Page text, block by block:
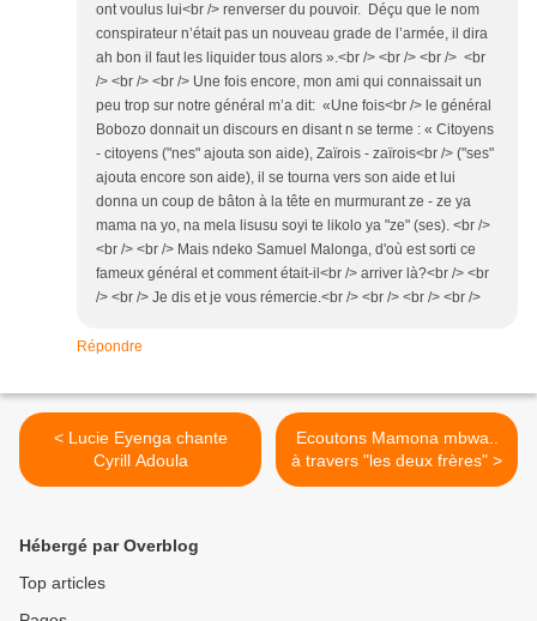
ont voulus lui<br /> renverser du pouvoir. Déçu que le nom
conspirateur n’était pas un nouveau grade de l’armée, il dira
ah bon il faut les liquider tous alors ».<br /> <br /> <br /> <br
/> <br /> <br /> Une fois encore, mon ami qui connaissait un
peu trop sur notre général m’a dit: «Une fois<br /> le général
Bobozo donnait un discours en disant n se terme : « Citoyens
- citoyens ("nes" ajouta son aide), Zaïrois - zaïrois<br /> ("ses"
ajouta encore son aide), il se tourna vers son aide et lui
donna un coup de bâton à la tête en murmurant ze - ze ya
mama na yo, na mela lisusu soyi te likolo ya "ze" (ses). <br />
<br /> <br /> Mais ndeko Samuel Malonga, d'où est sorti ce
fameux général et comment était-il<br /> arriver là?<br /> <br
/> <br /> Je dis et je vous rémercie.<br /> <br /> <br /> <br />
Répondre
< Lucie Eyenga chante
Cyrill Adoula
Ecoutons Mamona mbwa..
à travers "les deux frères" >
Hébergé par Overblog
Top articles